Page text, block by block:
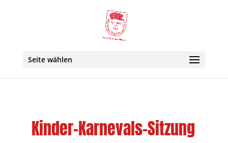
Seite wählen
Kinder-Karnevals-Sitzung